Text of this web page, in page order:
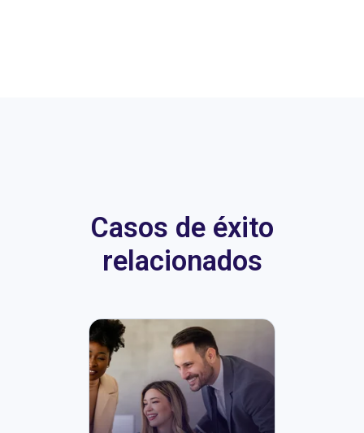
Casos de éxito
relacionados